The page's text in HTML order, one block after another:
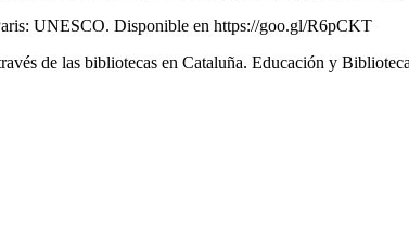
UNESCO. Disponible en https://goo.gl/R6pCKT
de las bibliotecas en Cataluña. Educación y